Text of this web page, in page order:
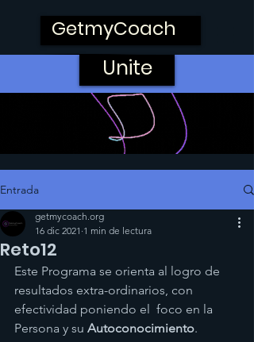
GetmyCoach
Unite
Entrada
Reto12
getmycoach.org
16 dic 2021 1 min de lectura
Este Programa se orienta al logro de
resultados extra-ordinarios, con
efectividad poniendo el  foco en la
Persona y su Autoconocimiento.